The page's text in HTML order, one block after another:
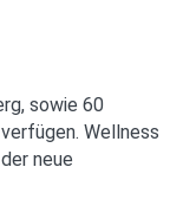
sowie 60
Wellness
neue